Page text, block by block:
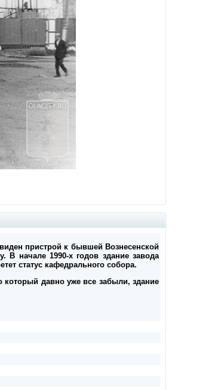
пристрой к бывшей Вознесенской
начале 1990-х годов здание завода
статус кафедрального собора.
давно уже все забыли, здание